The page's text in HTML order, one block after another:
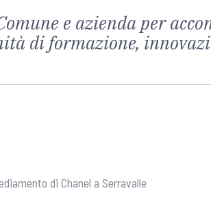
e azienda per
di formazione,
di Chanel a Serravalle